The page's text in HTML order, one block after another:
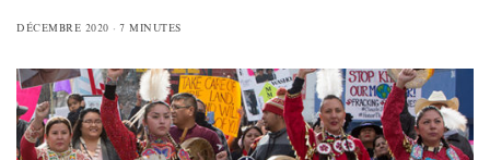
DÉCEMBRE 2020 7 MINUTES